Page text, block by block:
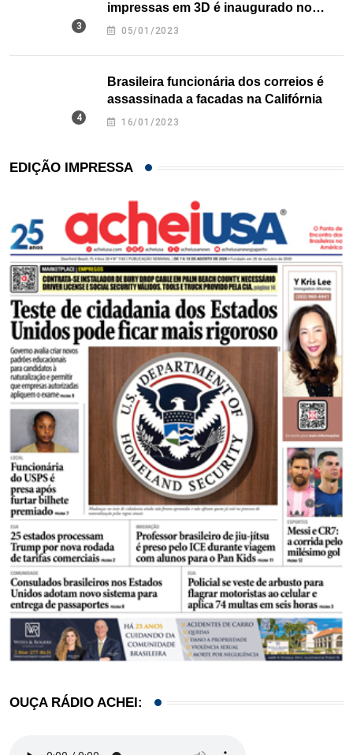
impressas em 3D é inaugurado no
Texas
05/01/2023
Brasileira funcionária dos correios é
assassinada a facadas na Califórnia
16/01/2023
EDIÇÃO IMPRESSA
OUÇA RÁDIO ACHEI: